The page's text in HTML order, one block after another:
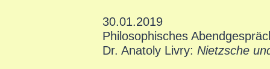
30.01.2019
Philosophisches
Dr. Anatoly Livry: Nietzsche